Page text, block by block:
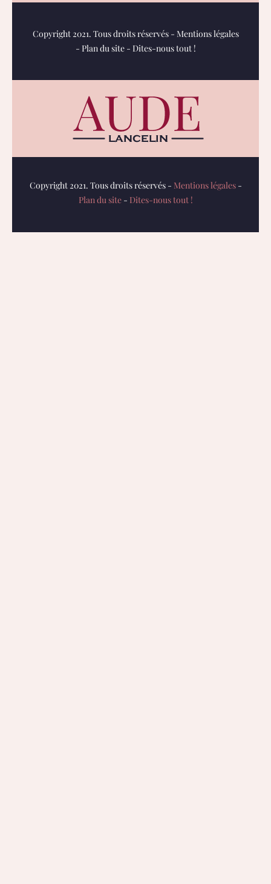
Copyright 2021. Tous droits réservés - Mentions légales
- Plan du site- Dites-nous tout !
Copyright 2021. Tous droits réservés - Mentions légales-
Plan du site- Dites-nous tout !